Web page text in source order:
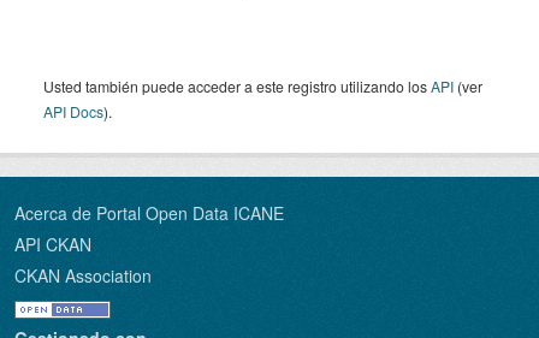
Usted también puede acceder a este registro utilizando losAPI (ver
API Docs).
Acerca de Portal Open Data ICANE
API CKAN
CKAN Association